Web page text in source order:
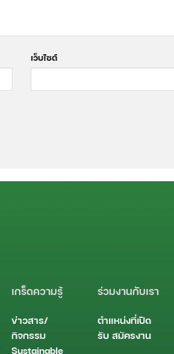
เว็บไซต์
เกร็ดความรู้
ข่าวสาร/
กิจกรรม
Sustainable
ร่วมงานกับเรา
ตำแหน่งที่เปิด
รับ สมัครงาน